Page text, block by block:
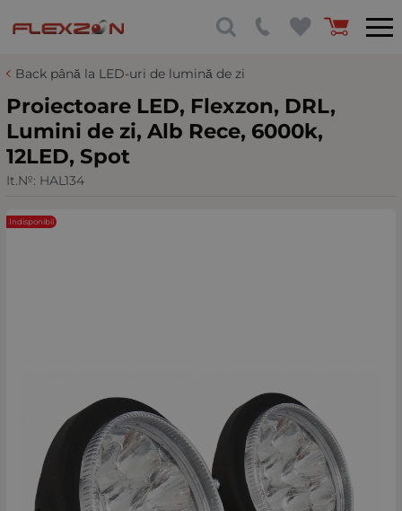
Back până la LED-uri de lumină de zi
Proiectoare LED, Flexzon, DRL,
Lumini de zi, Alb Rece, 6000k,
12LED, Spot
It.№: HAL134
Indisponibil